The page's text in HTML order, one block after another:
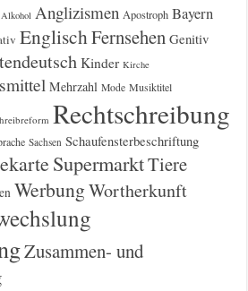
Alkohol Anglizismen Apostroph Bayern
EnglischFernsehen Genitiv
Kinder Kirche
Mehrzahl Mode Musiktitel
Rechtschreibung
Sachsen Schaufensterbeschriftung
SupermarktTiere
WerbungWortherkunft
Zusammen- und